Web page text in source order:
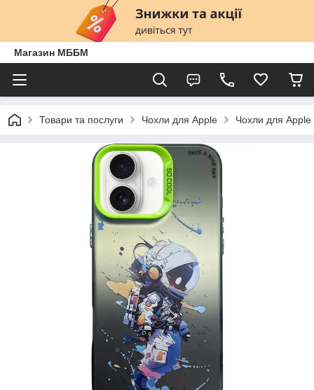
Магазин МББМ
Товари та послуги Чохли для Apple Чохли для Apple